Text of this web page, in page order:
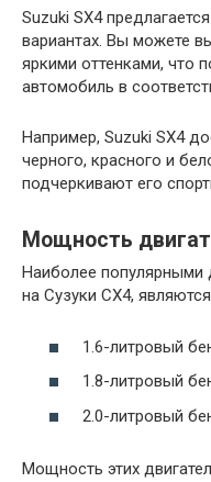
Suzuki SX4
вариантах. Вы можете
яркими оттенками, что
автомобиль в
Например, Suzuki SX4
черного, красного и
подчеркивают его
Мощность
Наиболее популярными
на Сузуки СХ4,
1.6-литровый
1.8-литровый
2.0-литровый
Мощность этих